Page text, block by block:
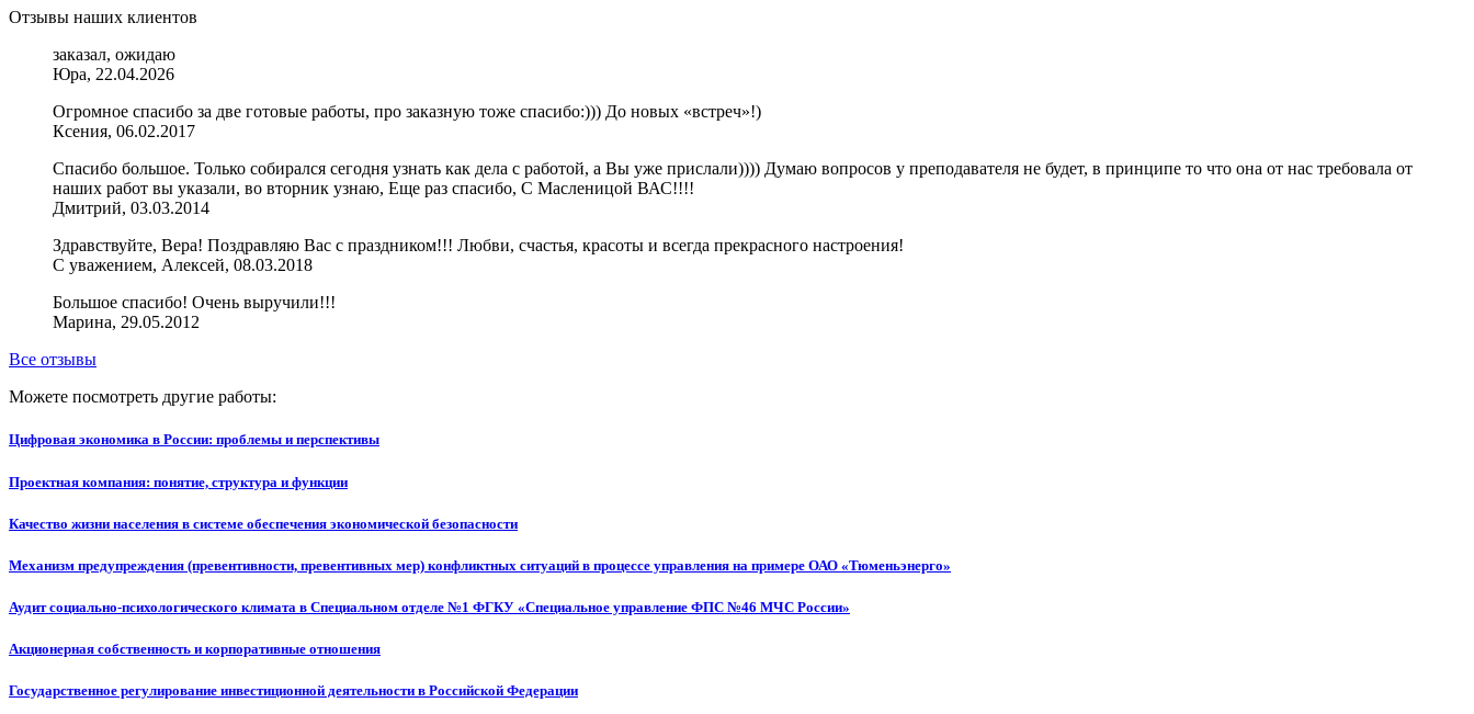
Отзывы наших клиентов
заказал, ожидаю
Юра, 22.04.2026
Огромное спасибо за две готовые работы, про заказную тоже спасибо:))) До новых «встреч»!)
Ксения, 06.02.2017
Спасибо большое. Только собирался сегодня узнать как дела с работой, а Вы уже прислали)))) Думаю вопросов у преподавателя не будет, в принципе то что она от нас требовала от
наших работ вы указали, во вторник узнаю, Еще раз спасибо, С Масленицой ВАС!!!!
Дмитрий, 03.03.2014
Здравствуйте, Вера! Поздравляю Вас с праздником!!! Любви, счастья, красоты и всегда прекрасного настроения!
С уважением, Алексей, 08.03.2018
Большое спасибо! Очень выручили!!!
Марина, 29.05.2012
Все отзывы
Можете посмотреть другие работы:
Цифровая экономика в России: проблемы и перспективы
Проектная компания: понятие, структура и функции
Качество жизни населения в системе обеспечения экономической безопасности
Механизм предупреждения (превентивности, превентивных мер) конфликтных ситуаций в процессе управления на примере ОАО «Тюменьэнерго»
Аудит социально-психологического климата в Специальном отделе №1 ФГКУ «Специальное управление ФПС №46 МЧС России»
Акционерная собственность и корпоративные отношения
Государственное регулирование инвестиционной деятельности в Российской Федерации